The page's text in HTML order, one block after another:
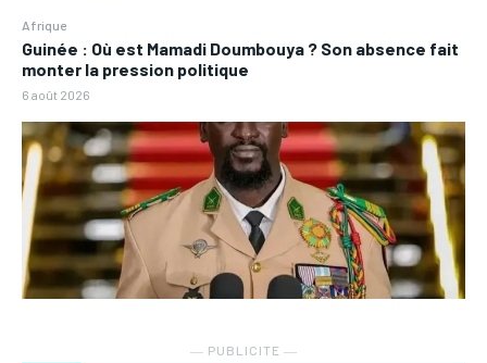
Afrique
Guinée : Où est Mamadi Doumbouya ? Son absence fait
monter la pression politique
6 août 2026
― PUBLICITE ―